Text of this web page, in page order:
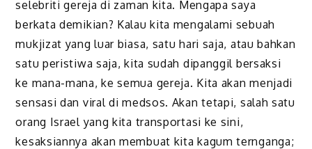
selebriti gereja di zaman kita. Mengapa saya
berkata demikian? Kalau kita mengalami sebuah
mukjizat yang luar biasa, satu hari saja, atau bahkan
satu peristiwa saja, kita sudah dipanggil bersaksi
ke mana-mana, ke semua gereja. Kita akan menjadi
sensasi dan viral di medsos. Akan tetapi, salah satu
orang Israel yang kita transportasi ke sini,
kesaksiannya akan membuat kita kagum ternganga;